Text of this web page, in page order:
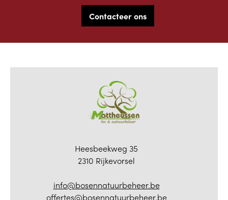
Contacteer ons
Heesbeekweg 35
2310 Rijkevorsel
info@bosennatuurbeheer.be